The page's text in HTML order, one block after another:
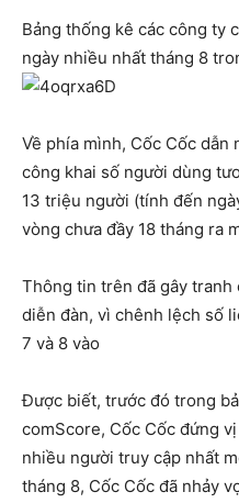
Bảng thống kê các công ty
ngày nhiều nhất tháng 8
Về phía mình, Cốc Cốc
công khai số người dùng
13 triệu người (tính đến
vòng chưa đầy 18 tháng ra
Thông tin trên đã gây
diễn đàn, vì chênh lệch số
7 và 8 vào
Được biết, trước đó trong
comScore, Cốc Cốc đứng
nhiều người truy cập nhất
tháng 8, Cốc Cốc đã nhảy